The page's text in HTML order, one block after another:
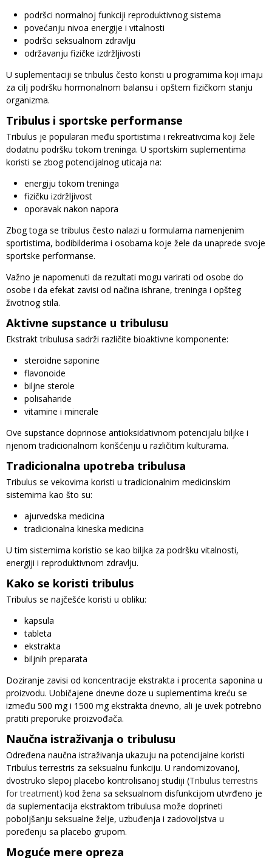
podršci normalnoj funkciji reproduktivnog sistema
povećanju nivoa energije i vitalnosti
podršci seksualnom zdravlju
održavanju fizičke izdržljivosti
U suplementaciji se tribulus često koristi u programima koji imaju
za cilj podršku hormonalnom balansu i opštem fizičkom stanju
organizma.
Tribulus i sportske performanse
Tribulus je popularan među sportistima i rekreativcima koji žele
dodatnu podršku tokom treninga. U sportskim suplementima
koristi se zbog potencijalnog uticaja na:
energiju tokom treninga
fizičku izdržljivost
oporavak nakon napora
Zbog toga se tribulus često nalazi u formulama namenjenim
sportistima, bodibilderima i osobama koje žele da unaprede svoje
sportske performanse.
Važno je napomenuti da rezultati mogu varirati od osobe do
osobe i da efekat zavisi od načina ishrane, treninga i opšteg
životnog stila.
Aktivne supstance u tribulusu
Ekstrakt tribulusa sadrži različite bioaktivne komponente:
steroidne saponine
flavonoide
biljne sterole
polisaharide
vitamine i minerale
Ove supstance doprinose antioksidativnom potencijalu biljke i
njenom tradicionalnom korišćenju u različitim kulturama.
Tradicionalna upotreba tribulusa
Tribulus se vekovima koristi u tradicionalnim medicinskim
sistemima kao što su:
ajurvedska medicina
tradicionalna kineska medicina
U tim sistemima koristio se kao biljka za podršku vitalnosti,
energiji i reproduktivnom zdravlju.
Kako se koristi tribulus
Tribulus se najčešće koristi u obliku:
kapsula
tableta
ekstrakta
biljnih preparata
Doziranje zavisi od koncentracije ekstrakta i procenta saponina u
proizvodu. Uobičajene dnevne doze u suplementima kreću se
između 500 mg i 1500 mg ekstrakta dnevno, ali je uvek potrebno
pratiti preporuke proizvođača.
Naučna istraživanja o tribulusu
Određena naučna istraživanja ukazuju na potencijalne koristi
Tribulus terrestris za seksualnu funkciju. U randomizovanoj,
dvostruko slepoj placebo kontrolisanoj studiji (Tribulus terrestris
for treatment) kod žena sa seksualnom disfunkcijom utvrđeno je
da suplementacija ekstraktom tribulusa može doprineti
poboljšanju seksualne želje, uzbuđenja i zadovoljstva u
poređenju sa placebo grupom.
Moguće mere opreza